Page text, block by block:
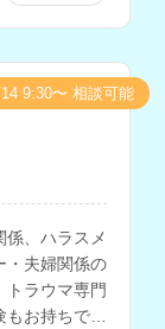
、ハラスメ
・夫婦関係の
トラウマ専門
もお持ちで、
9:30〜 相談可能